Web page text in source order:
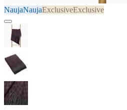
NaujaNaujaExclusiveExclusive